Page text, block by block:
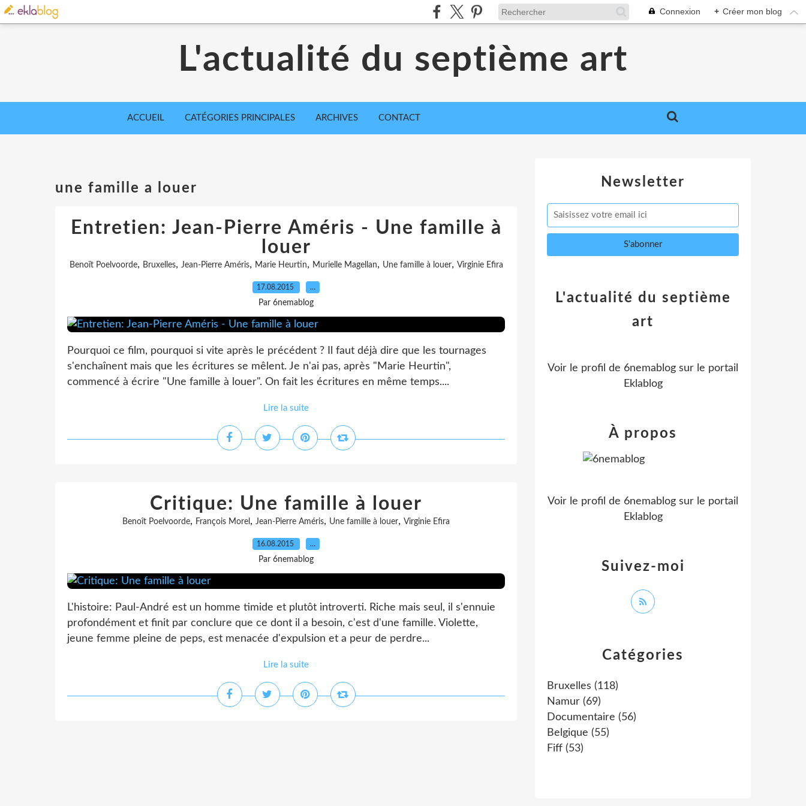
Connexion + Créer mon blog
L'actualité du septième art
ACCUEIL CATÉGORIES PRINCIPALES ARCHIVES CONTACT
une famille a louer
Entretien: Jean-Pierre Améris - Une famille à
louer
Benoït Poelvoorde, Bruxelles, Jean-Pierre Améris, Marie Heurtin, Murielle Magellan, Une famille à louer, Virginie Efira
17.08.2015 …
Par 6nemablog
Pourquoi ce film, pourquoi si vite après le précédent ? Il faut déjà dire que les tournages
s'enchaînent mais que les écritures se mêlent. Je n'ai pas, après "Marie Heurtin",
commencé à écrire "Une famille à louer". On fait les écritures en même temps....
Lire la suite
Critique: Une famille à louer
Benoît Poelvoorde, François Morel , Jean-Pierre Améris, Une famille à louer, Virginie Efira
16.08.2015 …
Par 6nemablog
L'histoire: Paul-André est un homme timide et plutôt introverti. Riche mais seul, il s'ennuie
profondément et finit par conclure que ce dont il a besoin, c'est d'une famille. Violette,
jeune femme pleine de peps, est menacée d'expulsion et a peur de perdre...
Lire la suite
Newsletter
Catégories
Bruxelles (118)
Namur (69)
Documentaire (56)
Belgique (55)
Fiff (53)
L'actualité du septième
art
Voir le profil de 6nemablog sur le portail
Eklablog
Suivez-moi
À propos
Voir le profil de 6nemablog sur le portail
Eklablog